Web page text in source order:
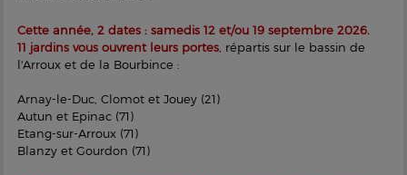
Cette année, 2 dates : samedis 12 et/ou 19 septembre 2026.
11 jardins vous ouvrent leurs portes, répartis sur le bassin de
l'Arroux et de la Bourbince :
Arnay-le-Duc, Clomot et Jouey (21)
Autun et Epinac (71)
Etang-sur-Arroux (71)
Blanzy et Gourdon (71)